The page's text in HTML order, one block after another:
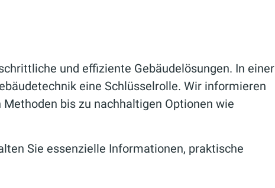
und effiziente Gebäudelösungen. In einer
eine Schlüsselrolle. Wir informieren
bis zu nachhaltigen Optionen wie
Sie essenzielle Informationen, praktische